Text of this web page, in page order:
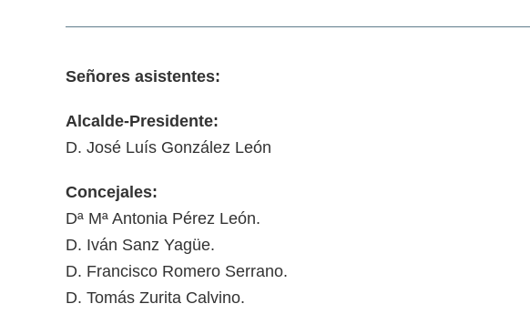
Señores asistentes:
Alcalde-Presidente:
D. José Luís González León
Concejales:
Dª Mª Antonia Pérez León.
D. Iván Sanz Yagüe.
D. Francisco Romero Serrano.
D. Tomás Zurita Calvino.